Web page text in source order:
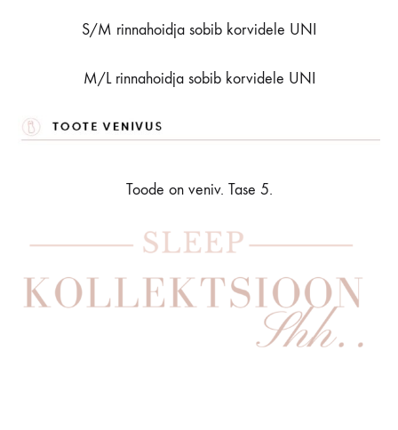
S/M rinnahoidja sobib korvidele UNI
M/L rinnahoidja sobib korvidele UNI
Toode on veniv. Tase 5.